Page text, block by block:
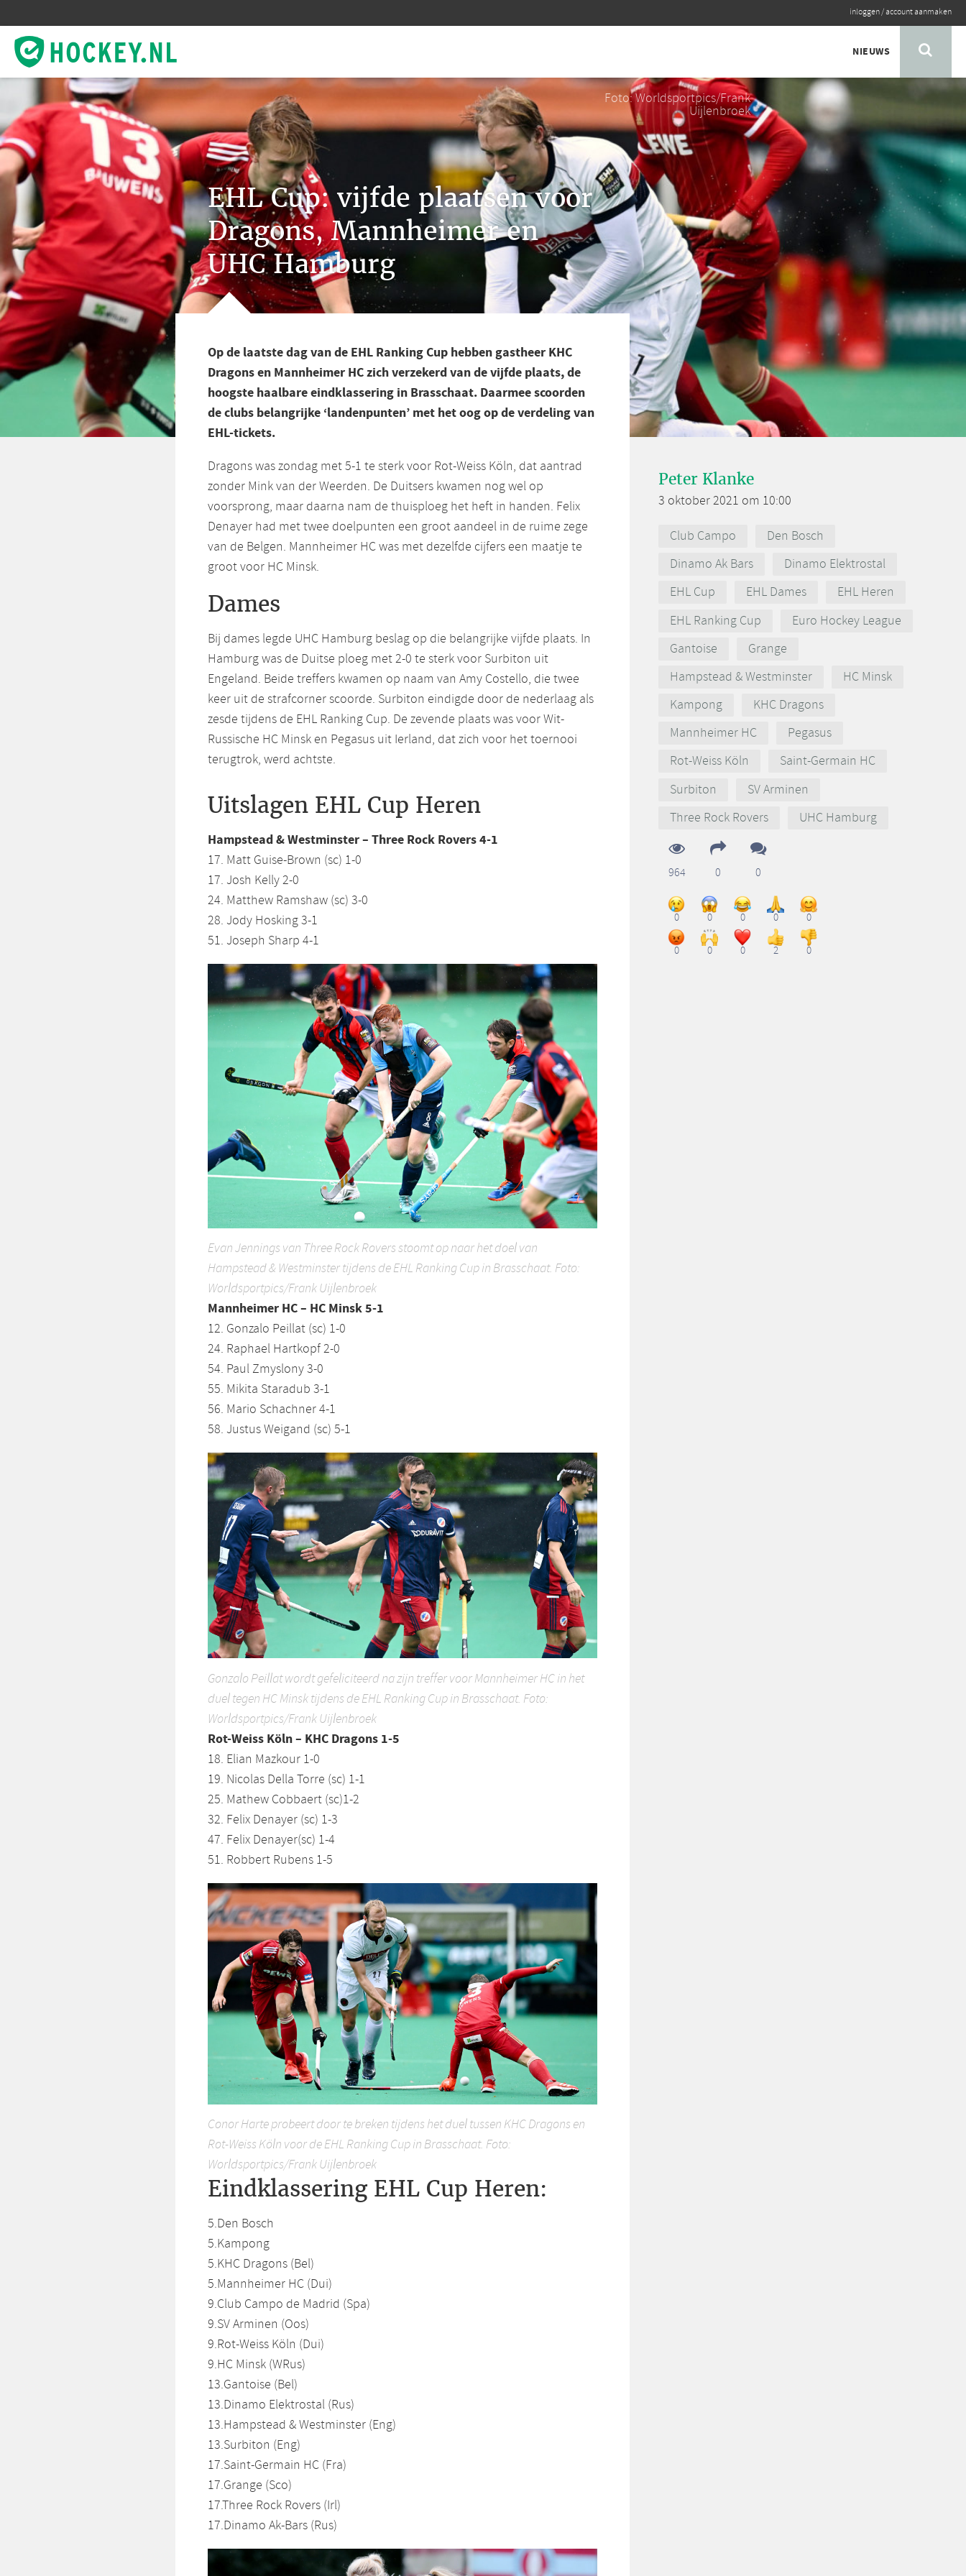
inloggen/account aanmaken
NIEUWS
Foto: Worldsportpics/Frank
Uijlenbroek
EHL Cup: vijfde plaatsen voor
Dragons, Mannheimer en
UHC Hamburg
Op de laatste dag van de EHL Ranking Cup hebben gastheer KHC
Dragons en Mannheimer HC zich verzekerd van de vijfde plaats, de
hoogste haalbare eindklassering in Brasschaat. Daarmee scoorden
de clubs belangrijke ‘landenpunten’ met het oog op de verdeling van
EHL-tickets.
Dragons was zondag met 5-1 te sterk voor Rot-Weiss Köln, dat aantrad
zonder Mink van der Weerden. De Duitsers kwamen nog wel op
voorsprong, maar daarna nam de thuisploeg het heft in handen. Felix
Denayer had met twee doelpunten een groot aandeel in de ruime zege
van de Belgen. Mannheimer HC was met dezelfde cijfers een maatje te
groot voor HC Minsk.
Dames
Bij dames legde UHC Hamburg beslag op die belangrijke vijfde plaats. In
Hamburg was de Duitse ploeg met 2-0 te sterk voor Surbiton uit
Engeland. Beide treffers kwamen op naam van Amy Costello, die twee
keer uit de strafcorner scoorde. Surbiton eindigde door de nederlaag als
zesde tijdens de EHL Ranking Cup. De zevende plaats was voor Wit-
Russische HC Minsk en Pegasus uit Ierland, dat zich voor het toernooi
terugtrok, werd achtste.
Uitslagen EHL Cup Heren
Hampstead & Westminster – Three Rock Rovers 4-1
17. Matt Guise-Brown (sc) 1-0
17. Josh Kelly 2-0
24. Matthew Ramshaw (sc) 3-0
28. Jody Hosking 3-1
51. Joseph Sharp 4-1
Evan Jennings van Three Rock Rovers stoomt op naar het doel van
Hampstead & Westminster tijdens de EHL Ranking Cup in Brasschaat. Foto:
Worldsportpics/Frank Uijlenbroek
Mannheimer HC – HC Minsk 5-1
12. Gonzalo Peillat (sc) 1-0
24. Raphael Hartkopf 2-0
54. Paul Zmyslony 3-0
55. Mikita Staradub 3-1
56. Mario Schachner 4-1
58. Justus Weigand (sc) 5-1
Gonzalo Peillat wordt gefeliciteerd na zijn treffer voor Mannheimer HC in het
duel tegen HC Minsk tijdens de EHL Ranking Cup in Brasschaat. Foto:
Worldsportpics/Frank Uijlenbroek
Rot-Weiss Köln – KHC Dragons 1-5
18. Elian Mazkour 1-0
19. Nicolas Della Torre (sc) 1-1
25. Mathew Cobbaert (sc)1-2
32. Felix Denayer (sc) 1-3
47. Felix Denayer(sc) 1-4
51. Robbert Rubens 1-5
Conor Harte probeert door te breken tijdens het duel tussen KHC Dragons en
Rot-Weiss Köln voor de EHL Ranking Cup in Brasschaat. Foto:
Worldsportpics/Frank Uijlenbroek
Eindklassering EHL Cup Heren:
5.Den Bosch
5.Kampong
5.KHC Dragons (Bel)
5.Mannheimer HC (Dui)
9.Club Campo de Madrid (Spa)
9.SV Arminen (Oos)
9.Rot-Weiss Köln (Dui)
9.HC Minsk (WRus)
13.Gantoise (Bel)
13.Dinamo Elektrostal (Rus)
13.Hampstead & Westminster (Eng)
13.Surbiton (Eng)
17.Saint-Germain HC (Fra)
17.Grange (Sco)
17.Three Rock Rovers (Irl)
17.Dinamo Ak-Bars (Rus)
Peter Klanke
3 oktober 2021 om 10:00
Club Campo
Den Bosch
Dinamo Ak Bars
Dinamo Elektrostal
EHL Cup
EHL Dames
EHL Heren
EHL Ranking Cup
Euro Hockey League
Gantoise
Grange
Hampstead & Westminster
HC Minsk
Kampong
KHC Dragons
Mannheimer HC
Pegasus
Rot-Weiss Köln
Saint-Germain HC
Surbiton
SV Arminen
Three Rock Rovers
UHC Hamburg
964 0 0
0 0 0 0 0
0 0 0 2 0